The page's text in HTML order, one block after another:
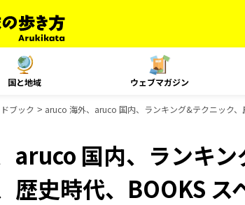
国と地域 ウェブマガジン
ブック aruco 海外、aruco 国内、ランキング&テクニック
aruco 国内、ランキ
歴史時代、BOOKS ス